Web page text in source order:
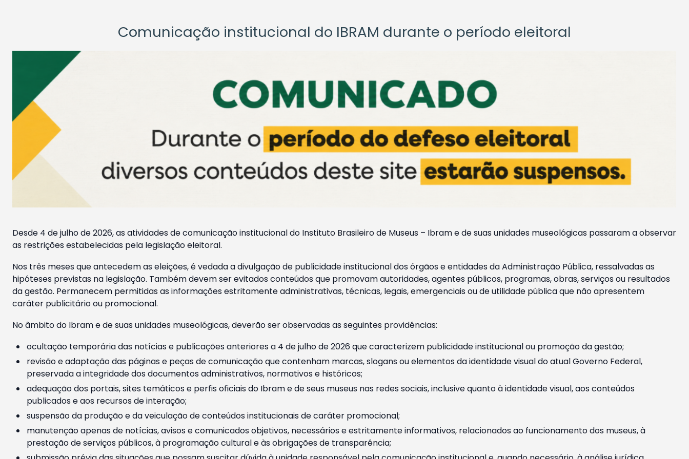
Comunicação institucional do IBRAM durante o período eleitoral
Desde 4 de julho de 2026, as atividades de comunicação institucional do Instituto Brasileiro de Museus – Ibram e de suas unidades museológicas passaram a observar
as restrições estabelecidas pela legislação eleitoral.
Nos três meses que antecedem as eleições, é vedada a divulgação de publicidade institucional dos órgãos e entidades da Administração Pública, ressalvadas as
hipóteses previstas na legislação. Também devem ser evitados conteúdos que promovam autoridades, agentes públicos, programas, obras, serviços ou resultados
da gestão. Permanecem permitidas as informações estritamente administrativas, técnicas, legais, emergenciais ou de utilidade pública que não apresentem
caráter publicitário ou promocional.
No âmbito do Ibram e de suas unidades museológicas, deverão ser observadas as seguintes providências:
ocultação temporária das notícias e publicações anteriores a 4 de julho de 2026 que caracterizem publicidade institucional ou promoção da gestão;
revisão e adaptação das páginas e peças de comunicação que contenham marcas, slogans ou elementos da identidade visual do atual Governo Federal,
preservada a integridade dos documentos administrativos, normativos e históricos;
adequação dos portais, sites temáticos e perfis oficiais do Ibram e de seus museus nas redes sociais, inclusive quanto à identidade visual, aos conteúdos
publicados e aos recursos de interação;
suspensão da produção e da veiculação de conteúdos institucionais de caráter promocional;
manutenção apenas de notícias, avisos e comunicados objetivos, necessários e estritamente informativos, relacionados ao funcionamento dos museus, à
prestação de serviços públicos, à programação cultural e às obrigações de transparência;